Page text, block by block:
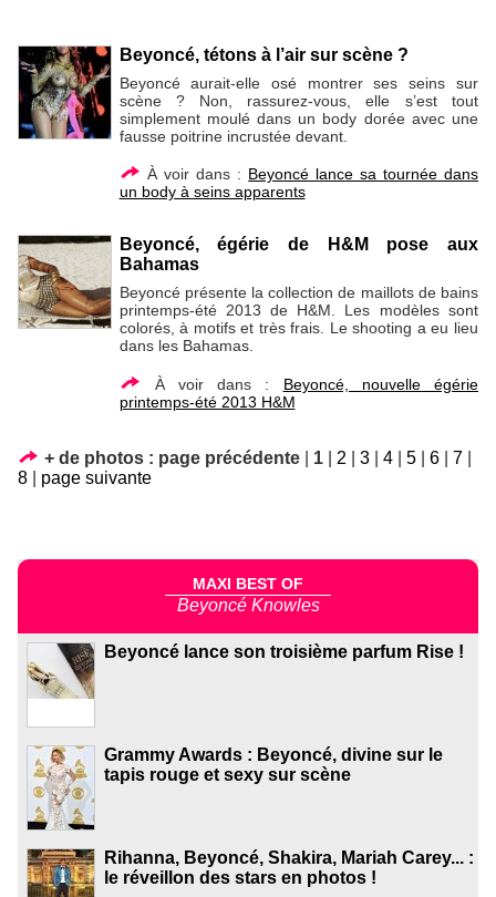
Beyoncé, tétons à l’air sur scène ?
Beyoncé aurait-elle osé montrer ses seins sur
scène ? Non, rassurez-vous, elle s’est tout
simplement moulé dans un body dorée avec une
fausse poitrine incrustée devant.
À voir dans : Beyoncé lance sa tournée dans
un body à seins apparents
Beyoncé, égérie de H&M pose aux
Bahamas
Beyoncé présente la collection de maillots de bains
printemps-été 2013 de H&M. Les modèles sont
colorés, à motifs et très frais. Le shooting a eu lieu
dans les Bahamas.
À voir dans : Beyoncé, nouvelle égérie
printemps-été 2013 H&M
+ de photos : page précédente 1 2 3 4 5 6 7
8
page suivante
MAXI BEST OF
Beyoncé Knowles
Beyoncé lance son troisième parfum Rise !
Grammy Awards : Beyoncé, divine sur le
tapis rouge et sexy sur scène
Rihanna, Beyoncé, Shakira, Mariah Carey... :
le réveillon des stars en photos !